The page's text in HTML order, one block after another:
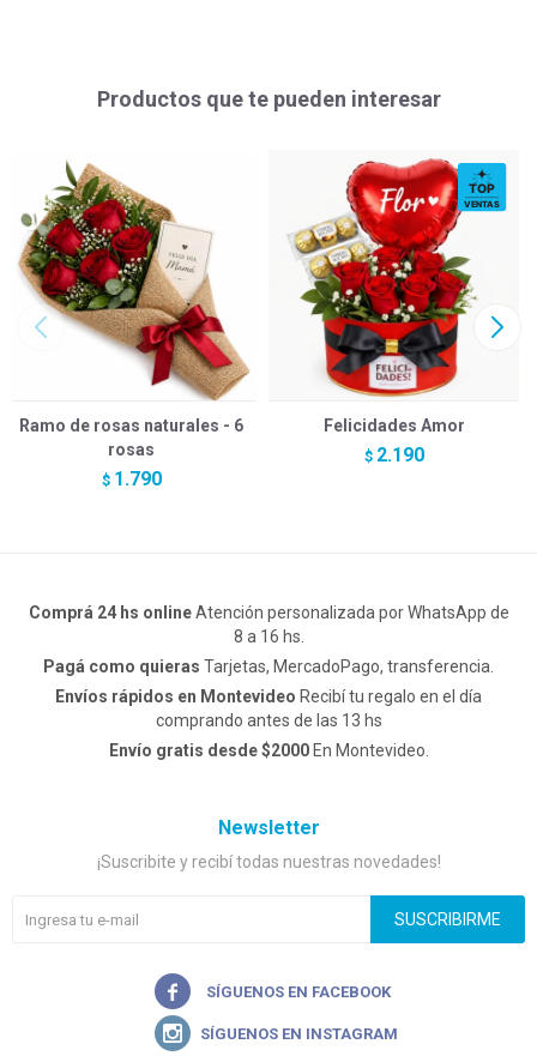
Productos que te pueden interesar
Ramo de rosas naturales - 6
rosas
$ 1.790
Felicidades Amor
$ 2.190
Comprá 24 hs onlineAtención personalizada por WhatsApp de
8 a 16 hs.
Pagá como quieras Tarjetas, MercadoPago, transferencia.
Envíos rápidos en Montevideo Recibí tu regalo en el día
comprando antes de las 13 hs
Envío gratis desde $2000En Montevideo.
Newsletter
¡Suscribite y recibí todas nuestras novedades!
SUSCRIBIRME

